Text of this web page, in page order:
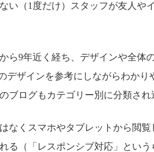
い（1度だけ）スタッフが友人や
ら9年近く経ち、デザインや全体
デザインを参考にしながらわか
ブログもカテゴリー別に分類さ
なくスマホやタブレットから閲
る（「レスポンシブ対応」とい